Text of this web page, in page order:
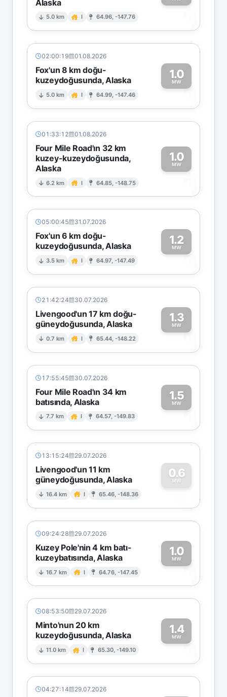
Alaska
5.0 km I 64.96, -147.76 1
02:00:19 01.08.2026
Fox'un 8 km doğu-
kuzeydoğusunda, Alaska
5.0 km I 64.99, -147.46
1.0
MW1
01:33:12 01.08.2026
Four Mile Road'ın 32 km
kuzey-kuzeydoğusunda,
Alaska
6.2 km I 64.85, -148.75
1.0
MW
1
05:00:45 31.07.2026
Fox'un 6 km doğu-
kuzeydoğusunda, Alaska
3.5 km I 64.97, -147.49
1.2
MW1
21:42:24 30.07.2026
Livengood'un 17 km doğu-
güneydoğusunda, Alaska
0.7 km I 65.44, -148.22
1.3
MW1
17:55:45 30.07.2026
Four Mile Road'ın 34 km
batısında, Alaska
7.7 km I 64.57, -149.83
1.5
MW1
13:15:24 29.07.2026
Livengood'un 11 km
güneydoğusunda, Alaska
16.4 km I 65.46, -148.36
0.6
MW
0
09:24:28 29.07.2026
Kuzey Pole'nin 4 km batı-
kuzeybatısında, Alaska
16.7 km I 64.76, -147.45
1.0
MW1
08:53:50 29.07.2026
Minto'nun 20 km
kuzeydoğusunda, Alaska
11.0 km I 65.30, -149.10
1.4
MW1
04:27:14 29.07.2026